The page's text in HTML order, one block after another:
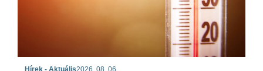
Hírek - Aktuális2026. 08. 06.